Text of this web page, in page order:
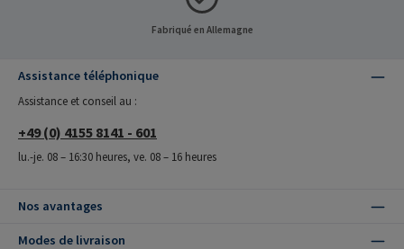
Fabriqué en Allemagne
Assistance téléphonique
Assistance et conseil au :
+49 (0) 4155 8141 - 601
lu.-je. 08 – 16:30 heures, ve. 08 – 16 heures
Nos avantages
Modes de livraison